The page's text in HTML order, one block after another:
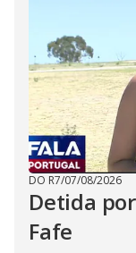
DO R7/07/08/2026
Detida
Fafe